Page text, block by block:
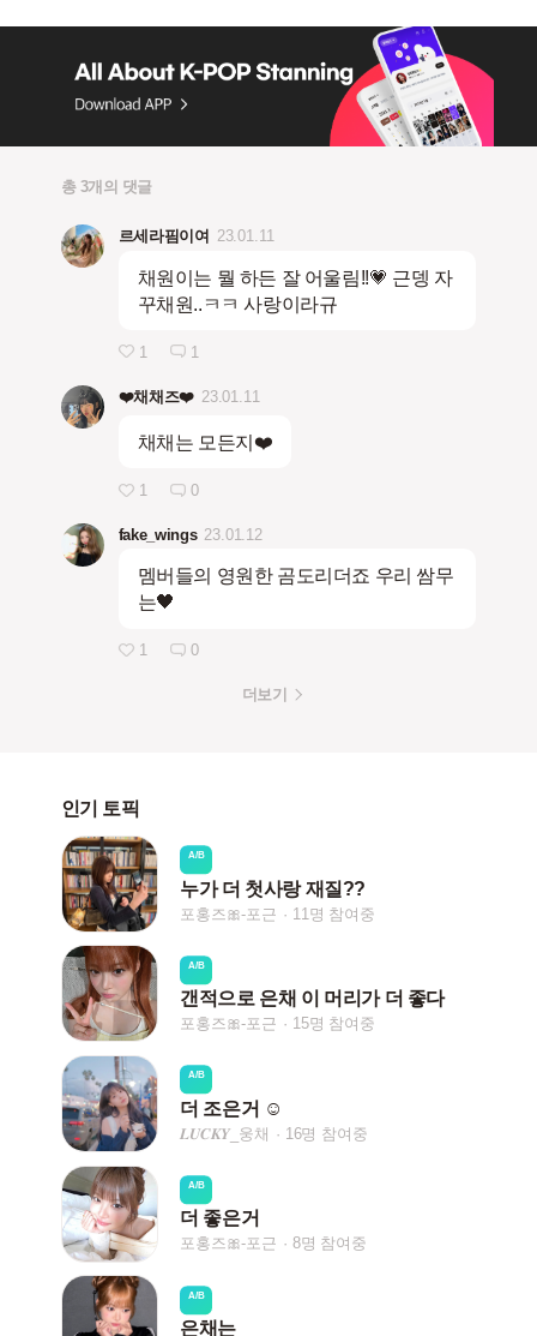
총 3개의 댓글
르세라핌이여 23.01.11
채원이는 뭘 하든 잘 어울림!!💗 근뎅 자
꾸채원..ㅋㅋ 사랑이라규
1 1
❤️채채즈❤️ 23.01.11
채채는 모든지❤️
1 0
fake_wings 23.01.12
멤버들의 영원한 곰도리더죠 우리 쌈무
는🖤
1 0
더보기
인기 토픽
A/B
누가 더 첫사랑 재질??
포홍즈🎀-포근 11명 참여중
A/B
갠적으로 은채 이 머리가 더 좋다
포홍즈🎀-포근 15명 참여중
A/B
더 조은거 ☺️
𝑳𝑼𝑪𝑲𝒀_웅채 16명 참여중
A/B
더 좋은거
포홍즈🎀-포근 8명 참여중
A/B
은채는